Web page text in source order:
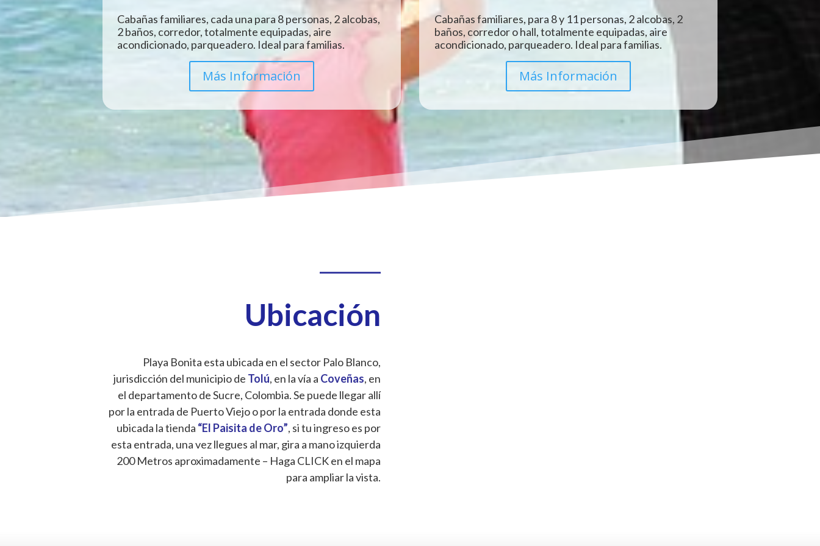
Cabañas familiares, cada una para 8 personas, 2 alcobas,
2 baños, corredor, totalmente equipadas, aire
acondicionado, parqueadero. Ideal para familias.
Más Información
Cabañas familiares, para 8 y 11 personas, 2 alcobas, 2
baños, corredor o hall, totalmente equipadas, aire
acondicionado, parqueadero. Ideal para familias.
Más Información
Ubicación
Playa Bonita esta ubicada en el sector Palo Blanco,
jurisdicción del municipio de Tolú, en la vía a Coveñas, en
el departamento de Sucre, Colombia. Se puede llegar allí
por la entrada de Puerto Viejo o por la entrada donde esta
ubicada la tienda “El Paisita de Oro”, si tu ingreso es por
esta entrada, una vez llegues al mar, gira a mano izquierda
200 Metros aproximadamente – Haga CLICK en el mapa
para ampliar la vista.